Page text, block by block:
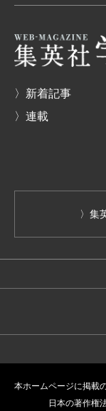
〉新着記事
〉連載
〉集
本ホームページに掲載
日本の著作権